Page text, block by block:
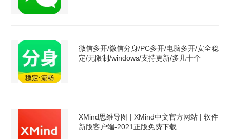
微信多开/微信分身/PC多开/电脑多开/安全稳
定/无限制/windows/支持更新/多几十个
XMind思维导图 | XMind中文官方网站 | 软件
新版客户端-2021正版免费下载